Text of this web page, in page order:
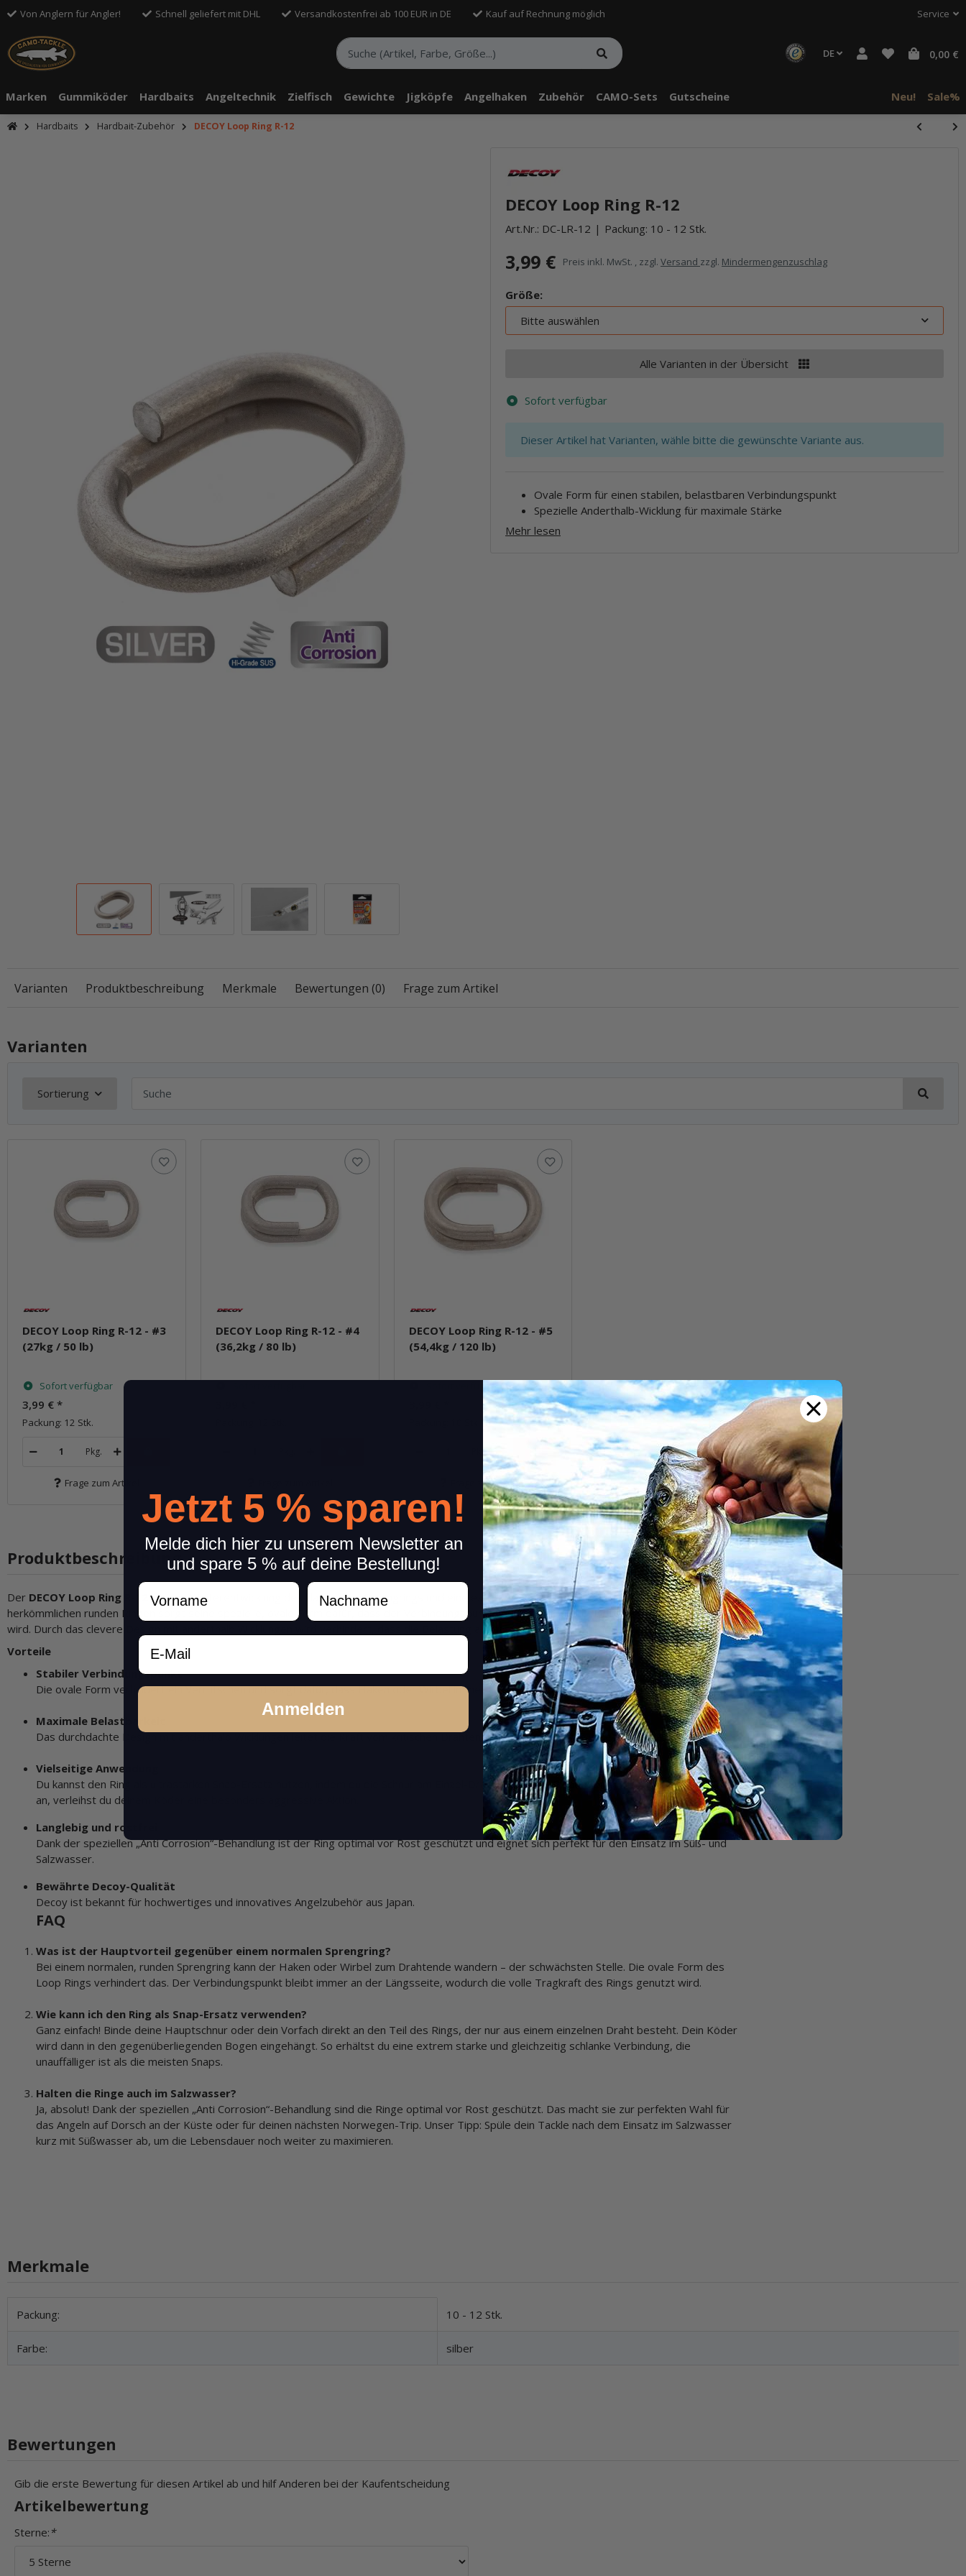
Von Anglern für Angler! Schnell geliefert mit DHL Versandkostenfrei ab 100 EUR in DE Kauf auf Rechnung möglich Service
DE 0,00 €
Marken Gummiköder Hardbaits Angeltechnik Zielfisch Gewichte Jigköpfe Angelhaken Zubehör CAMO-Sets Gutscheine Neu! Sale%
Hardbaits Hardbait-Zubehör DECOY Loop Ring R-12
DECOY Loop Ring R-12
Art.Nr.: DC-LR-12 Packung: 10 - 12 Stk.
3,99 € Preis inkl. MwSt. , zzgl. Versand zzgl. Mindermengenzuschlag
Größe:
Bitte auswählen
Alle Varianten in der Übersicht
Sofort verfügbar
x
Dieser Artikel hat Varianten, wähle bitte die gewünschte Variante aus.
Ovale Form für einen stabilen, belastbaren Verbindungspunkt
Spezielle Anderthalb-Wicklung für maximale Stärke
Mehr lesen
Varianten Produktbeschreibung Merkmale Bewertungen (0) Frage zum Artikel
Varianten
Sortierung
DECOY Loop Ring R-12 - #3
(27kg / 50 lb)
Sofort verfügbar
3,99 € *
Packung: 12 Stk.
Pkg.
Frage zum Artikel
DECOY Loop Ring R-12 - #4
(36,2kg / 80 lb)
DECOY Loop Ring R-12 - #5
(54,4kg / 120 lb)
Sofort verfügbar
Pkg.
Frage zum Artikel
Produktbeschreibung
Der DECOY Loop Ring R-12
ist eine Weiterentwicklung des klassischen Sprengrings und eine extrem zuverlässige Verbindung. Im Gegensatz zu
herkömmlichen runden Ringen sorgt seine spezielle, ovale Form dafür, dass der Verbindungspunkt immer stabil bleibt und die Kraft optimal verteilt
wird. Durch das clevere Design mit anderthalb Wicklungen wird verhindert, dass die Belastung auf das schwache Drahtende wirkt.
Vorteile
Stabiler Verbindungspunkt
Die ovale Form verhindert ein Verrutschen und sorgt dafür, dass Haken oder Wirbel immer an der stärksten Stelle positioniert sind.
Maximale Belastbarkeit
Das durchdachte Design mit anderthalb Wicklungen leitet die Kraft vom kritischen Drahtende weg und nutzt die volle Stärke des Materials.
Vielseitige Anwendung
Du kannst den Ring als ultrastarken Snap-Ersatz nutzen, indem du die Schnur am Einzel-Draht anbindest. Bindest du sie am doppelten Draht
an, verleihst du deinem Köder eine besonders aggressive Aktion.
Langlebig und rostfrei
Dank der speziellen „Anti Corrosion“-Behandlung ist der Ring optimal vor Rost geschützt und eignet sich perfekt für den Einsatz im Süß- und
Salzwasser.
Bewährte Decoy-Qualität
Decoy ist bekannt für hochwertiges und innovatives Angelzubehör aus Japan.
FAQ
Was ist der Hauptvorteil gegenüber einem normalen Sprengring?
Bei einem normalen, runden Sprengring kann der Haken oder Wirbel zum Drahtende wandern – der schwächsten Stelle. Die ovale Form des
Loop Rings verhindert das. Der Verbindungspunkt bleibt immer an der Längsseite, wodurch die volle Tragkraft des Rings genutzt wird.
Wie kann ich den Ring als Snap-Ersatz verwenden?
Ganz einfach! Binde deine Hauptschnur oder dein Vorfach direkt an den Teil des Rings, der nur aus einem einzelnen Draht besteht. Dein Köder
wird dann in den gegenüberliegenden Bogen eingehängt. So erhältst du eine extrem starke und gleichzeitig schlanke Verbindung, die
unauffälliger ist als die meisten Snaps.
Halten die Ringe auch im Salzwasser?
Ja, absolut! Dank der speziellen „Anti Corrosion“-Behandlung sind die Ringe optimal vor Rost geschützt. Das macht sie zur perfekten Wahl für
das Angeln auf Dorsch an der Küste oder für deinen nächsten Norwegen-Trip. Unser Tipp: Spüle dein Tackle nach dem Einsatz im Salzwasser
kurz mit Süßwasser ab, um die Lebensdauer noch weiter zu maximieren.
Merkmale
Produkteigenschaft
Wert
Packung: 10 - 12 Stk.
Farbe: silber
Bewertungen
Gib die erste Bewertung für diesen Artikel ab und hilf Anderen bei der Kaufentscheidung
Artikelbewertung
Sterne: *
Jetzt 5 % sparen!
Melde dich hier zu unserem Newsletter an
und spare 5 % auf deine Bestellung!
Vorname Nachname
Email
Anmelden